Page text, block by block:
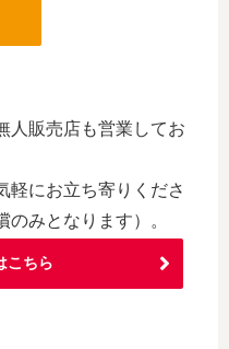
人販売店も営業してお
軽にお立ち寄りくださ
みとなります）。
こちら